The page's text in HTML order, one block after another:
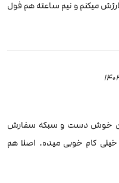
میکنم و نیم ساعته هم فول
خوش دست و سبکه سفارش
کام خوبی میده. اصلا هم